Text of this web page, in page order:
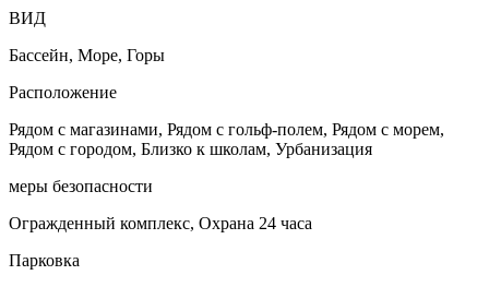
ВИД
Бассейн, Море, Горы
Расположение
Рядом с магазинами, Рядом с гольф-полем, Рядом с морем,
Рядом с городом, Близко к школам, Урбанизация
меры безопасности
Огражденный комплекс, Охрана 24 часа
Парковка